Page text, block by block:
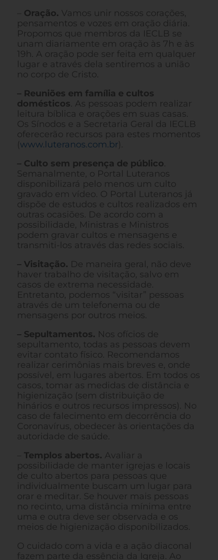
Oração. Vamos unir nossos corações,
pensamentos e vozes em oração diária.
Propomos que membros da IECLB se
unam diariamente em oração às 7h e às
19h. A oração pode ser feita em qualquer
lugar e através dela sentiremos a união
no corpo de Cristo.
– Reuniões em família e cultos
domésticos. As pessoas podem realizar
leitura bíblica e orações em suas casas.
Os Sínodos e a Secretaria Geral da IECLB
oferecerão recursos para estes momentos
(www.luteranos.com.br).
– Culto sem presença de público.
Semanalmente, o Portal Luteranos
disponibilizará pelo menos um culto
gravado em vídeo. O Portal Luteranos já
dispõe de estudos e cultos realizados em
outras ocasiões. De acordo com a
possibilidade, Ministras e Ministros
podem gravar cultos e mensagens e
transmiti-los através das redes sociais.
– Visitação. De maneira geral, não deve
haver trabalho de visitação, salvo em
casos de extrema necessidade.
Entretanto, podemos “visitar” pessoas
através de um telefonema ou de
mensagens por outros meios.
– Sepultamentos. Nos ofícios de
sepultamento, todas as pessoas devem
evitar contato físico. Recomendamos
realizar cerimônias mais breves e, onde
possível, em lugares abertos. Em todos os
casos, tomar as medidas de distância e
higienização (sem distribuição de
hinários e outros recursos impressos). No
caso de falecimento em decorrência do
Coronavírus, obedecer às orientações da
autoridade de saúde.
Templos abertos. Avaliar a
possibilidade de manter igrejas e locais
de culto abertos para pessoas que
individualmente buscam um lugar para
orar e meditar. Se houver mais pessoas
no recinto, uma distância mínima entre
uma e outra deve ser observada e os
meios de higienização disponibilizados.
O cuidado com a vida e a ação diaconal
fazem parte da essência da Igreja. Ao